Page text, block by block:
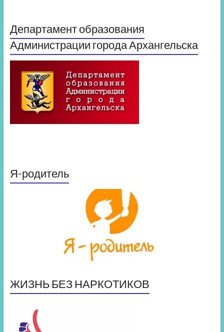
Департамент образования
Администрации города Архангельска
Я-родитель
ЖИЗНЬ БЕЗ НАРКОТИКОВ